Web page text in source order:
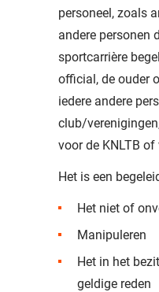
personeel, zoals
andere personen
sportcarrière
official, de ouder
iedere andere
club/
voor de KNLTB
Het is een
Het niet of
Manipuleren
Het in het
geldige reden